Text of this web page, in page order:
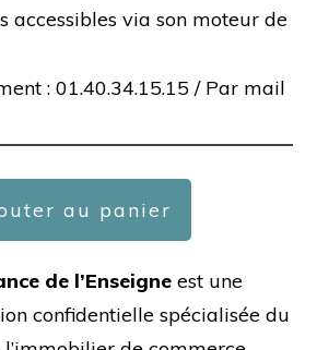
accessibles via son moteur de
: 01.40.34.15.15 / Par mail
au panier
de l’Enseigne est une
confidentielle spécialisée du